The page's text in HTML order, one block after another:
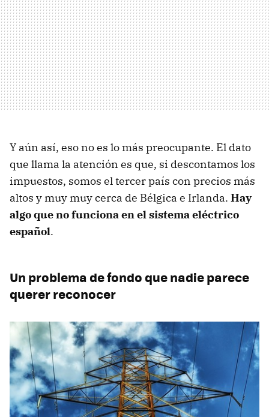
Y aún así, eso no es lo más preocupante. El dato
que llama la atención es que, si descontamos los
impuestos, somos el tercer país con precios más
altos y muy muy cerca de Bélgica e Irlanda. Hay
algo que no funciona en el sistema eléctrico
español.
Un problema de fondo que nadie parece
querer reconocer